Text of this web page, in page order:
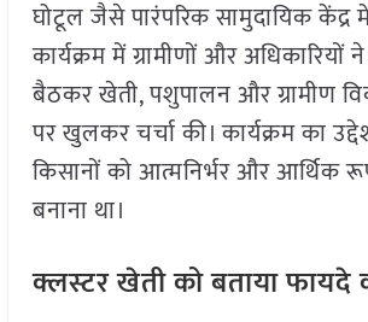
घोटूल जैसे पारंपरिक सामुदायिक
कार्यक्रम में ग्रामीणों और अधिकारियों
बैठकर खेती, पशुपालन और ग्रामीण
पर खुलकर चर्चा की। कार्यक्रम का
किसानों को आत्मनिर्भर और आर्थिक
बनाना था।
क्लस्टर खेती को बताया फायदे